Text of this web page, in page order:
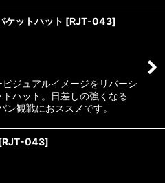
ケットハット [RJT-043]
ジュアルイメージをリバーシ
ハット。日差しの強くなる
ン観戦におススメです。
RJT-043]